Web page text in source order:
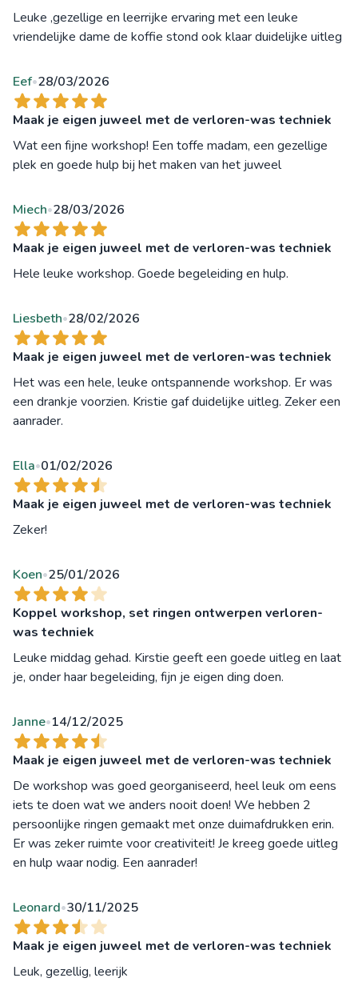
Leuke ,gezellige en leerrijke ervaring met een leuke
vriendelijke dame de koffie stond ook klaar duidelijke uitleg
Eef•28/03/2026
Maak je eigen juweel met de verloren-was techniek
Wat een fijne workshop! Een toffe madam, een gezellige
plek en goede hulp bij het maken van het juweel
Miech•28/03/2026
Maak je eigen juweel met de verloren-was techniek
Hele leuke workshop. Goede begeleiding en hulp.
Liesbeth•28/02/2026
Maak je eigen juweel met de verloren-was techniek
Het was een hele, leuke ontspannende workshop. Er was
een drankje voorzien. Kristie gaf duidelijke uitleg. Zeker een
aanrader.
Ella•01/02/2026
Maak je eigen juweel met de verloren-was techniek
Zeker!
Koen•25/01/2026
Koppel workshop, set ringen ontwerpen verloren-
was techniek
Leuke middag gehad. Kirstie geeft een goede uitleg en laat
je, onder haar begeleiding, fijn je eigen ding doen.
Janne•14/12/2025
Maak je eigen juweel met de verloren-was techniek
De workshop was goed georganiseerd, heel leuk om eens
iets te doen wat we anders nooit doen! We hebben 2
persoonlijke ringen gemaakt met onze duimafdrukken erin.
Er was zeker ruimte voor creativiteit! Je kreeg goede uitleg
en hulp waar nodig. Een aanrader!
Leonard•30/11/2025
Maak je eigen juweel met de verloren-was techniek
Leuk, gezellig, leerijk